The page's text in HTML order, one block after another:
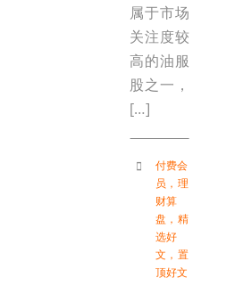
属于市场
关注度较
高的油服
股之一，
[…]
付费会
员 ， 理
财算
盘 ， 精
选好
文 ， 置
顶好文